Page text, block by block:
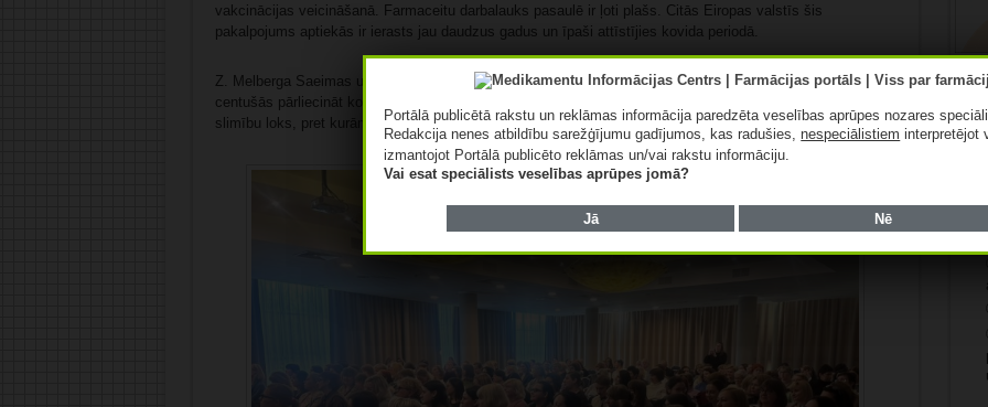
vakcinācijas veicināšanā. Farmaceitu darbalauks pasaulē ir ļoti plašs. Citās Eiropas valstīs šis
pakalpojums aptiekās ir ierasts jau daudzus gadus un īpaši attīstījies kovida periodā.
Z. Melberga Saeimas un sociālo lietu komisijas sēdē kopā ar Aptieku biedrības vadītāju Agnesi Riteni
centušās pārliecināt komisijas locekļus, ka farmaceiti ne tikai jāpilnvaro vakcinēt, bet arī jāpaplašina
slimību loks, pret kurām viņi varētu vakcinēt iedzīvotājus, jo vakcinēšana pret Covid-19 nav pieprasīta.
Portālā publicētā rakstu un reklāmas informācija paredzēta veselības aprūpes nozares
Redakcija nenes atbildību sarežģījumu gadījumos, kas radušies,nespeciālistiem interpretējot
izmantojot Portālā publicēto reklāmas un/vai rakstu informāciju.
Vai esat speciālists veselības aprūpes jomā?
Jā Nē